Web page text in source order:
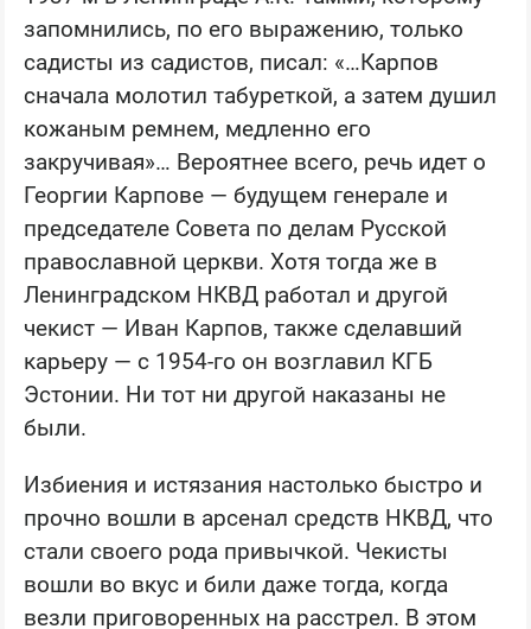
запомнились, по его выражению, только
садисты из садистов, писал: «…Карпов
сначала молотил табуреткой, а затем душил
кожаным ремнем, медленно его
закручивая»… Вероятнее всего, речь идет о
Георгии Карпове — будущем генерале и
председателе Совета по делам Русской
православной церкви. Хотя тогда же в
Ленинградском НКВД работал и другой
чекист — Иван Карпов, также сделавший
карьеру — с 1954-го он возглавил КГБ
Эстонии. Ни тот ни другой наказаны не
были.
Избиения и истязания настолько быстро и
прочно вошли в арсенал средств НКВД, что
стали своего рода привычкой. Чекисты
вошли во вкус и били даже тогда, когда
везли приговоренных на расстрел. В этом